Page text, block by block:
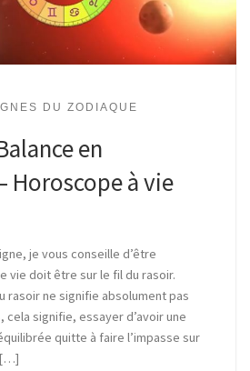
DU ZODIAQUE
en
Horoscope à vie
je vous conseille d’être
vie doit être sur le fil du rasoir.
rasoir ne signifie absolument pas
signifie, essayer d’avoir une
quitte à faire l’impasse sur
[…]